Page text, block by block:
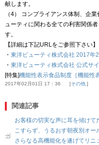
献します。
（4） コンプライアンス体制、企
ューティに関わる全ての利害関係
す。
【詳細は下記URLをご参照下さい】
・ 東洋ビューティ株式会社 2017年
・ 東洋ビューティ株式会社 公式サ
[特集]機能性表示食品制度［機能性
2017年02月01日 17：36 その他.
関連記事
お客様の切実な声に耳を傾け
こすらず、うるおす朝夜別オー
さらなる高機能化を遂げてリニ